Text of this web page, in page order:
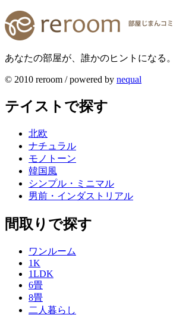
あなたの部屋が、誰かのヒントになる。
© 2010 reroom / powered by nequal
テイストで探す
北欧
ナチュラル
モノトーン
韓国風
シンプル・ミニマル
男前・インダストリアル
間取りで探す
ワンルーム
1K
1LDK
6畳
8畳
二人暮らし